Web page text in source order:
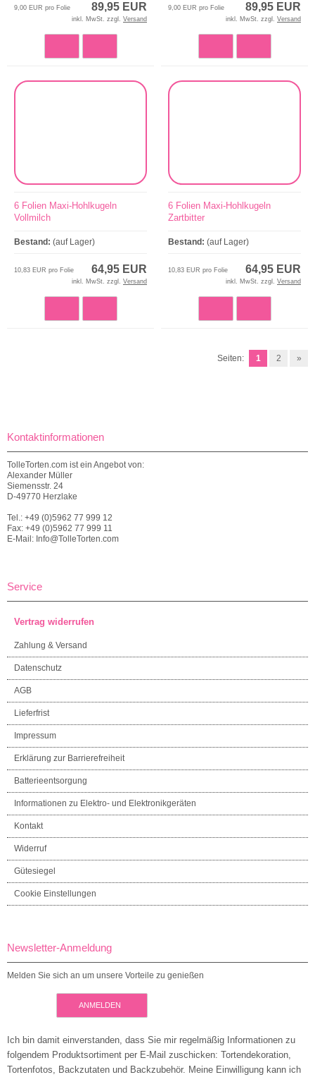
89,95 EUR
9,00 EUR pro Folie
inkl. MwSt. zzgl. Versand
89,95 EUR
9,00 EUR pro Folie
inkl. MwSt. zzgl. Versand
6 Folien Maxi-Hohlkugeln
Vollmilch
Bestand: (auf Lager)
64,95 EUR
10,83 EUR pro Folie
inkl. MwSt. zzgl. Versand
6 Folien Maxi-Hohlkugeln
Zartbitter
Bestand: (auf Lager)
64,95 EUR
10,83 EUR pro Folie
inkl. MwSt. zzgl. Versand
Seiten: 1 2 »
Kontaktinformationen
TolleTorten.com ist ein Angebot von:
Alexander Müller
Siemensstr. 24
D-49770 Herzlake
Tel.: +49 (0)5962 77 999 12
Fax: +49 (0)5962 77 999 11
E-Mail: Info@TolleTorten.com
Service
Vertrag widerrufen
Zahlung & Versand
Datenschutz
AGB
Lieferfrist
Impressum
Erklärung zur Barrierefreiheit
Batterieentsorgung
Informationen zu Elektro- und Elektronikgeräten
Kontakt
Widerruf
Gütesiegel
Cookie Einstellungen
Newsletter-Anmeldung
Melden Sie sich an um unsere Vorteile zu genießen
ANMELDEN
Ich bin damit einverstanden, dass Sie mir regelmäßig Informationen zu
folgendem Produktsortiment per E-Mail zuschicken: Tortendekoration,
Tortenfotos, Backzutaten und Backzubehör. Meine Einwilligung kann ich